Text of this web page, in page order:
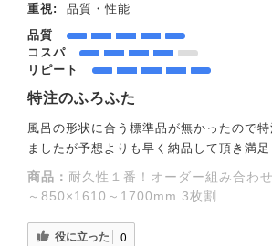
重視:
品質・性能
品質
コスパ
リピート
特注のふろふた
風呂の形状に合う標準品が無かったので
ましたが予想よりも早く納品して頂き満足
商品： 耐久性１番！オーダー組み合
～850×1610～1700mm 3枚割
役に立った 0